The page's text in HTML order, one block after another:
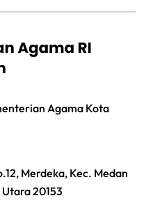
Agama Kota
Merdeka, Kec. Medan
20153